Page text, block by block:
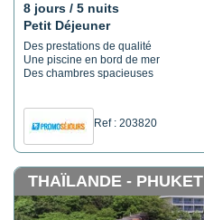
8 jours / 5 nuits
Petit Déjeuner
Des prestations de qualité
Une piscine en bord de mer
Des chambres spacieuses
Ref : 203820
THAÏLANDE - PHUKET